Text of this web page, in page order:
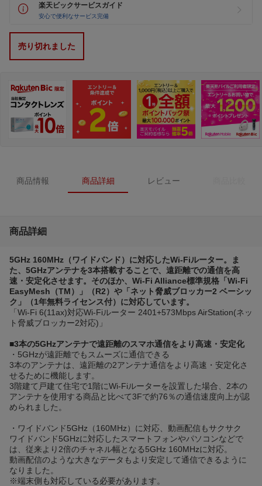
楽天ビックサービスガイド
安心で便利なサービス完備
売り切れました
商品情報 商品詳細 レビュー
商品詳細
5GHz 160MHz（ワイドバンド）に対応したWi-Fiルーター。ま
た、5GHzアンテナを3本搭載することで、遠距離での通信を高
速・安定化させます。そのほか、Wi-Fi Alliance標準規格「Wi-Fi
EasyMesh（TM）」（R2）や「ネット脅威ブロッカー2 ベーシッ
ク」（1年無料ライセンス付）に対応しています。
「Wi-Fi 6(11ax)対応Wi-Fiルーター 2401+573Mbps AirStation(ネッ
ト脅威ブロッカー2対応)」
■3本の5GHzアンテナで遠距離のスマホ通信をより高速・安定化
・5GHzが遠距離でもスムーズに通信できる
3本のアンテナは、遠距離の2アンテナ通信をより高速・安定化さ
せるために機能します。
3階建て戸建て住宅で1階にWi-Fiルーターを設置した場合、2本の
アンテナを使用する商品と比べて3Fで約76％の通信速度向上が認
められました。
・ワイドバンド5GHz（160MHz）に対応、動画配信もサクサク
ワイドバンド5GHzに対応したスマートフォンやパソコンなどで
は、従来より2倍のチャネル幅となる5GHz 160MHzに対応。
動画配信のような大きなデータもより安定して通信できるように
なりました。
※端末側も対応している必要があります。